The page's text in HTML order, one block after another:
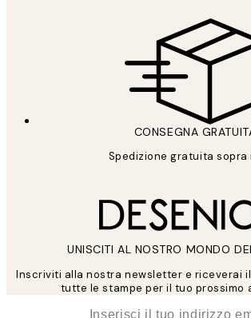
CONSEGNA
Spedizione gratuita sopra
UNISCITI AL NOSTRO MONDO
Inscriviti alla nostra newsletter e riceverai il
tutte le stampe per il tuo prossimo